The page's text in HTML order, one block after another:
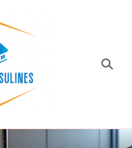
Rénov'ursulines